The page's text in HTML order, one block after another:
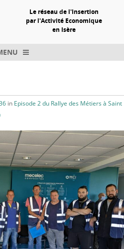
Le réseau de l'Insertion
par l'Activité Economique
en Isère
in Episode 2 du Rallye des Métiers à Saint